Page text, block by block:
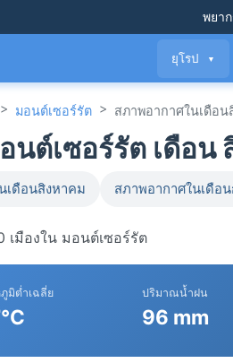
พยา
ยุโรป ▼
> มอนต์เซอร์รัต > สภาพอากาศในเดือน
ต์เซอร์รัต เดือน
เดือนสิงหาคม สภาพอากาศในเดือ
เมืองใน มอนต์เซอร์รัต
มิต่ำเฉลี่ย ปริมาณน้ำฝน
96 mm